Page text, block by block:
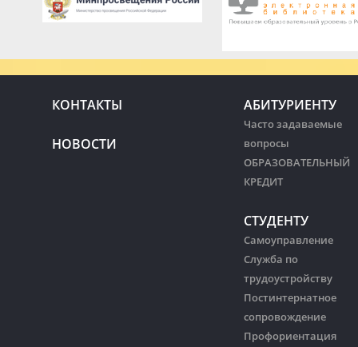
КОНТАКТЫ
НОВОСТИ
АБИТУРИЕНТУ
Часто задаваемые
вопросы
ОБРАЗОВАТЕЛЬНЫЙ
КРЕДИТ
СТУДЕНТУ
Самоуправление
Служба по
трудоустройству
Постинтернатное
сопровождение
Профориентация